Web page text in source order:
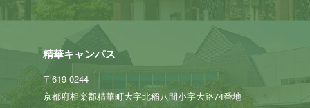
精華キャンパス
〒619-0244
京都府相楽郡精華町大字北稲八間小字大路74番地